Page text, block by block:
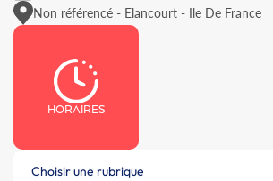
Non référencé - Elancourt - Ile De France
HORAIRES
Choisir une rubrique